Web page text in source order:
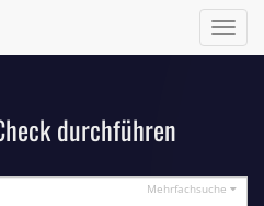
ein/
durchführen
Mehrfachsuche